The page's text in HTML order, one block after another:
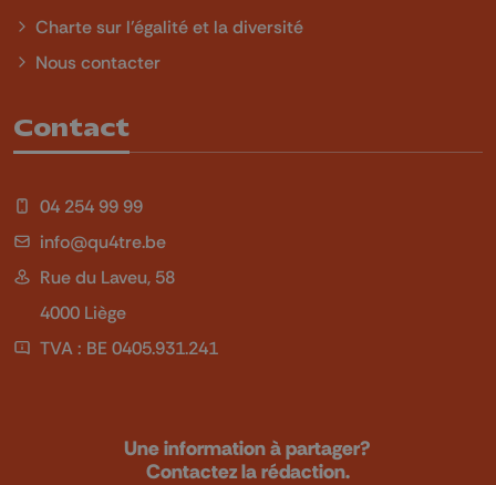
Charte sur l'égalité et la diversité
Nous contacter
Contact
04 254 99 99
info@qu4tre.be
Rue du Laveu, 58
4000 Liège
TVA : BE 0405.931.241
Une information à partager?
Contactez la rédaction.